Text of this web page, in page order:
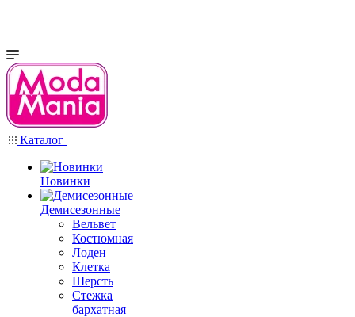
Каталог
Новинки
Демисезонные
Вельвет
Костюмная
Лоден
Клетка
Шерсть
Стежка
бархатная